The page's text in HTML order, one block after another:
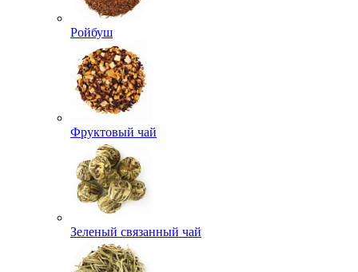
Ройбуш
Фруктовый чай
Зеленый связанный чай